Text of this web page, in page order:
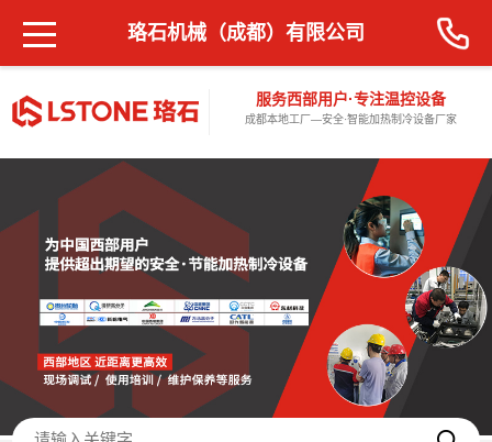
服务西部用户·专注温控设备
成都本地工厂—安全·智能加热制冷设备厂家
珞石机械（成都）有限公司